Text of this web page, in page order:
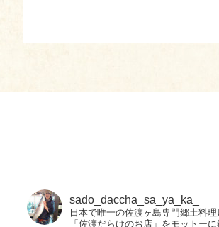
sado_daccha_sa_ya_ka_
日本で唯一の佐渡ヶ島専門郷土料
「佐渡だらけのお店」をモットー